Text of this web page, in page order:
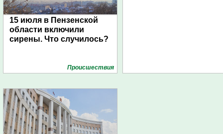
15 июля в Пензенской
области включили
сирены. Что случилось?
Проиcшествия